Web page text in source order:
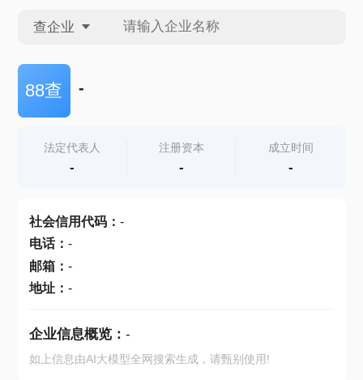
查企业
查企业
查产地
88查 -
法定代表人
-
注册资本
-
成立时间
-
社会信用代码： -
电话： -
邮箱： -
地址： -
企业信息概览： -
如上信息由AI大模型全网搜索生成，请甄别使用!